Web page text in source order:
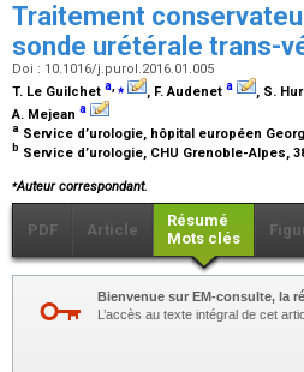
Traitement
sonde urétérale trans-
Doi : 10.1016/j.purol.2016.01.005
T. Le Guilchet a,⁎ , F. Audenet a , S.
A. Mejean a
a Service d’urologie, hôpital européen
b Service d’urologie, CHU Grenoble-Alpes,
⁎Auteur correspondant.
PDF Article
Résumé
Mots clés
Bienvenue sur EM-consulte, la
L’accès au texte intégral de cet